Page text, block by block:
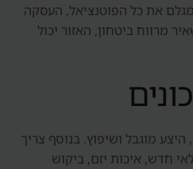
את כל הפוטנציאל, העסקה
מרווח ביטחון, האזור יכול
היצע מוגבל ושיפוץ. בנוסף צריך
חדש, איכות יזם, ביקוש